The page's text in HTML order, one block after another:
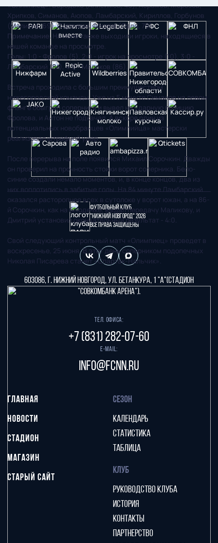
«Олимпиец»: Бородько (Анисимов, 46), Абрамов, Морозов,
Хрипков, Симанов, Аюпов, Ламбарский, Кириллов, Горбунов
(Маликов, 69), Сорочкин, Фролов (Ладо, 79).
Примечание. На поле также выходили игроки, находящиеся в
нашей команде на просмотре.
Голы: 1:0 - Фролов (5), 2:0 - игрок на просмотре (10), 3:0 -
Ламбарский (84), 4:0 - Маликов (86).
Встреча проходила с большим преимуществом
нижегородской команды. Уже на 5 минуте Симанов на левом
фланге обыграл соперника и вывел на ударную позицию
Фролова, и Антон не подкачал. А вскоре один из
потенциальных новобранцев «Олимпийца» мастерски
реализовал штрафной удар.
После перерыва на поле появился Михаил Сорочкин. Дважды
он проверил на прочность стойки ворот соперника. Бело-
синие создали немало моментов, и, в конце концов, два из
них воплотились в забитые голы. На 84 минуте Ламбарский
оказался расторопнее всех в сутолоке у ворот южан, а на 86-
й Сорочкин, как на блюдечке, выдал передачу Маликову, и
Дмитрий установил окончательный результат - 4:0.
Свой следующий контрольный матч «Олимпиец» проведет в
воскресенье, 25 июня. В этот день соперником подопечных
Николая Писарева станет «Спартак-Нальчик».
Футбольный клуб
"Нижний Новгород" 2026
Все права защищены
603086, г. Нижний Новгород, ул. Бетанкура, 1 "А"(стадион
"СОВКОМБАНК АРЕНА").
Тел. офиса:
+7 (831) 282-07-60
E-mail:
info@fcnn.ru
ГЛАВНАЯ
НОВОСТИ
СТАДИОН
МАГАЗИН
СТАРЫЙ САЙТ
СЕЗОН
КАЛЕНДАРЬ
СТАТИСТИКА
ТАБЛИЦА
КЛУБ
РУКОВОДСТВО КЛУБА
ИСТОРИЯ
КОНТАКТЫ
ПАРТНЕРСТВО